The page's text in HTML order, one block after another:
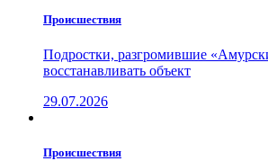
Проиcшествия
Подростки, разгромившие
восстанавливать объект
29.07.2026
Проиcшествия